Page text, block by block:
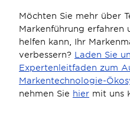
Möchten Sie mehr über
Markenführung erfahren
helfen kann, Ihr
verbessern? Laden Sie
Expertenleitfaden zum
Markentechnologie-
nehmen Sie hier mit uns